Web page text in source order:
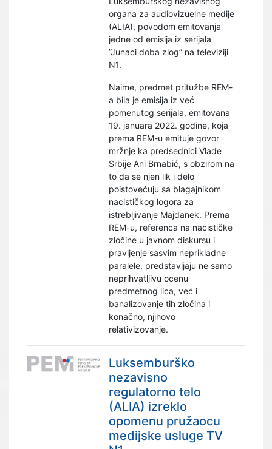
organa za audiovizuelne medije
(ALIA), povodom emitovanja
jedne od emisija iz serijala
”Junaci doba zlog” na televiziji
N1.
Naime, predmet pritužbe REM-
a bila je emisija iz već
pomenutog serijala, emitovana
19. januara 2022. godine, koja
prema REM-u emituje govor
mržnje ka predsednici Vlade
Srbije Ani Brnabić, s obzirom na
to da se njen lik i delo
poistovećuju sa blagajnikom
nacističkog logora za
istrebljivanje Majdanek. Prema
REM-u, referenca na nacističke
zločine u javnom diskursu i
pravljenje sasvim neprikladne
paralele, predstavljaju ne samo
neprihvatljivu ocenu
predmetnog lica, već i
banalizovanje tih zločina i
konačno, njihovo
relativizovanje.
Luksemburško
nezavisno
regulatorno telo
(ALIA) izreklo
opomenu pružaocu
medijske usluge TV